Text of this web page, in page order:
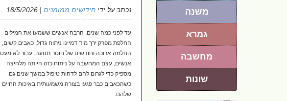
משנה
גמרא
מחשבה
שונות
נכתב על ידי חידושים ממומנים | 18/5/2026
עד לפני כמה שנים, הרבה אנשים ששמעו את המילים
החלפת מפרק ירך מיד דמיינו ניתוח גדול, כאבים קשים,
החלמה ארוכה וחודשים של חוסר תנועה. עבור לא מעט
אנשים, עצם המחשבה על ניתוח כזה הייתה מלחיצה
מספיק כדי לגרום להם לדחות טיפול במשך שנים גם
כשהכאבים כבר פגעו בצורה משמעותית באיכות החיים
שלהם.